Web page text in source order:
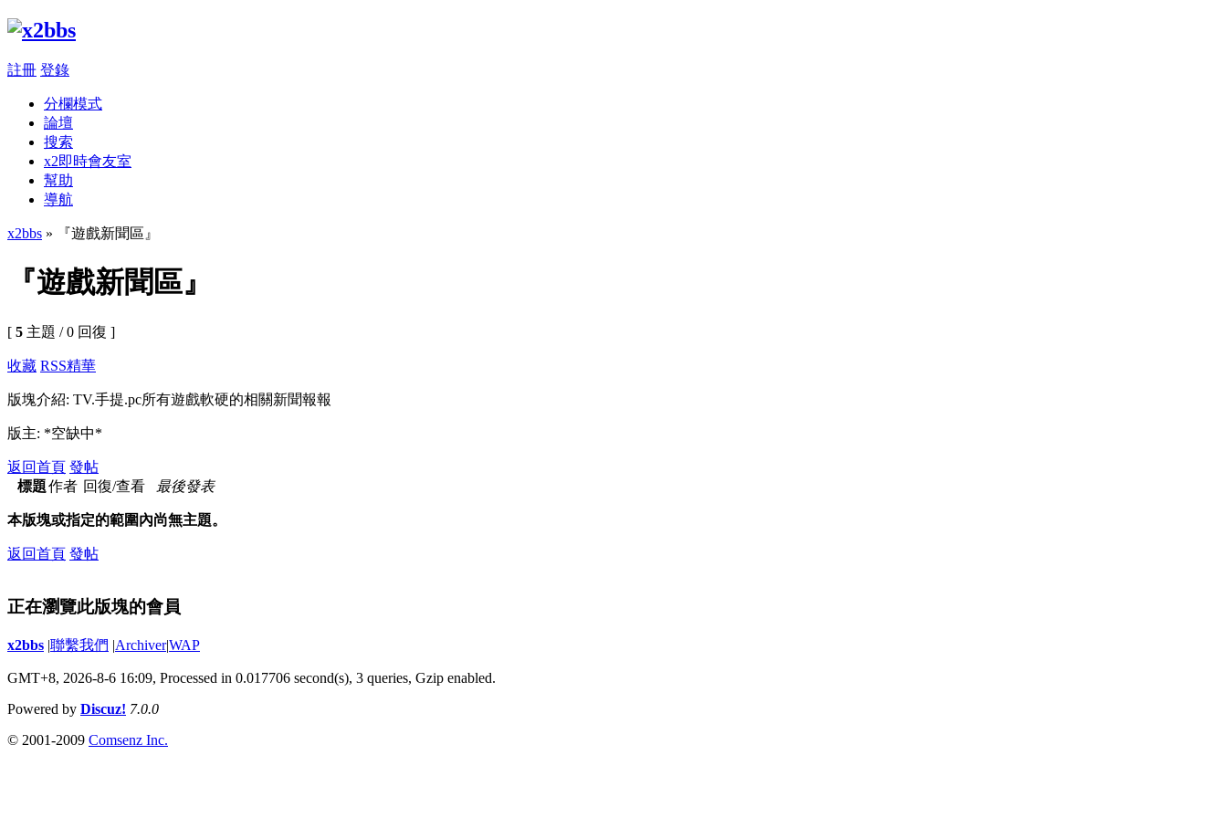
註冊 登錄
分欄模式
論壇
搜索
x2即時會友室
幫助
導航
x2bbs » 『遊戲新聞區』
『遊戲新聞區』
[ 5 主題 / 0 回復 ]
收藏 RSS精華
版塊介紹: TV.手提.pc所有遊戲軟硬的相關新聞報報
版主: *空缺中*
返回首頁 發帖
標題作者 回復/查看 最後發表
本版塊或指定的範圍內尚無主題。
返回首頁 發帖
正在瀏覽此版塊的會員
x2bbs |聯繫我們 |Archiver|WAP
GMT+8, 2026-8-6 16:09, Processed in 0.017706 second(s), 3 queries, Gzip enabled.
Powered by Discuz! 7.0.0
© 2001-2009 Comsenz Inc.